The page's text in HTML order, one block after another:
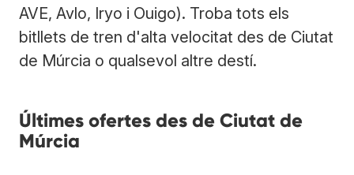
AVE, Avlo, Iryo i Ouigo). Troba tots els
bitllets de tren d'alta velocitat des de Ciutat
de Múrcia o qualsevol altre destí.
Últimes ofertes des de Ciutat de
Múrcia